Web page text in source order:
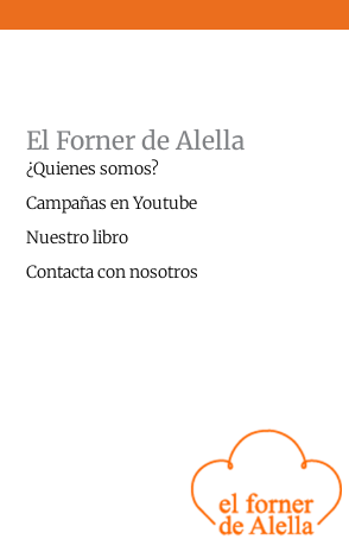
El Forner de Alella
¿Quienes somos?
Campañas en Youtube
Nuestro libro
Contacta con nosotros